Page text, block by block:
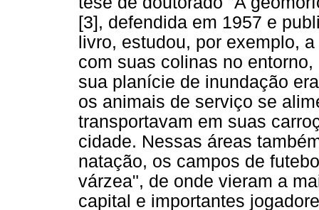
[3], defendida em 1957 e
livro, estudou, por exemplo,
com suas colinas no
sua planície de inundação
os animais de serviço se
transportavam em suas
cidade. Nessas áreas
natação, os campos de
várzea", de onde vieram a
capital e importantes